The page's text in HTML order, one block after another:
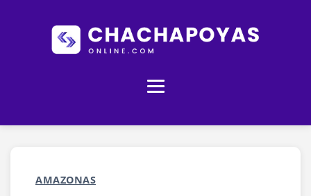
AMAZONAS